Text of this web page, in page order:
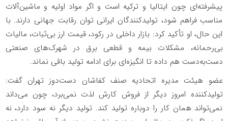
پیشرفته‌ای چون ایتالیا و ترکیه است و اگر مواد اولیه و ماشین‌آلات
مناسب فراهم شود، تولیدکنندگان ایرانی توان رقابت جهانی دارند. با
این حال، او تأکید کرد: بازار داخلی در رکود، قیمت ارز بی‌ثبات، مالیات
بی‌رحمانه، مشکلات بیمه و قطعی برق در شهرک‌های صنعتی
دست‌به‌دست هم داده تا انگیزه‌ای برای ادامه تولید باقی نماند.
عضو هیئت مدیره اتحادیه صنف کفاشان دست‌دوز تهران گفت:
تولیدکننده امروز دیگر از فروش کارش لذت نمی‌برد، چون می‌داند
نمی‌تواند همان کار را دوباره تولید کند. تولید دیگر نه سود دارد، نه